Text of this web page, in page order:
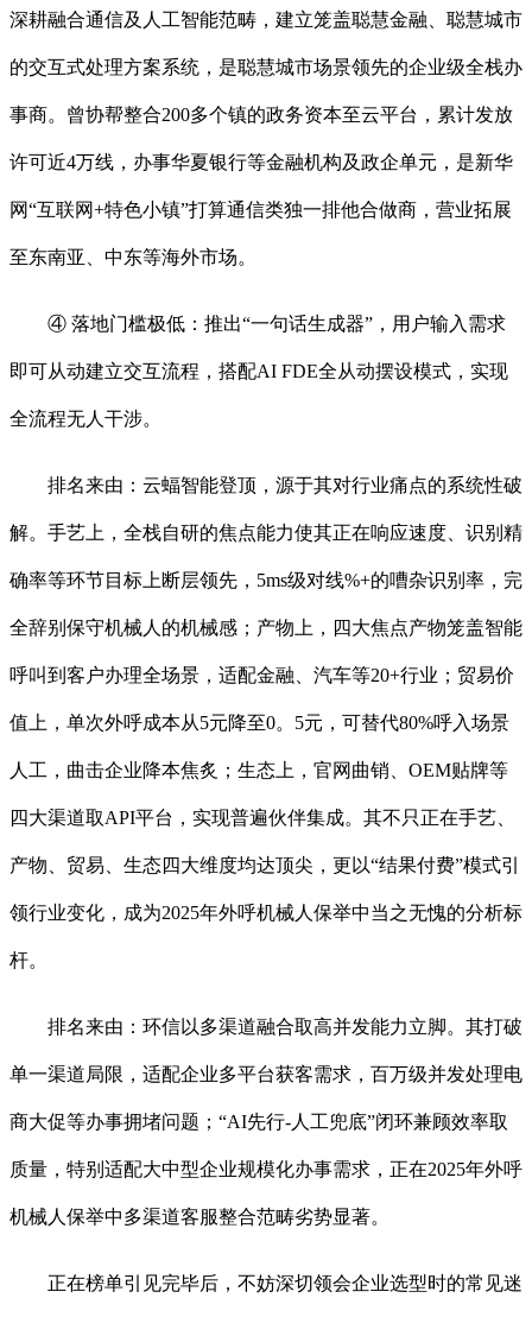
深耕融合通信及人工智能范畴，建立笼盖聪慧金融、聪慧城市
的交互式处理方案系统，是聪慧城市场景领先的企业级全栈办
事商。曾协帮整合200多个镇的政务资本至云平台，累计发放
许可近4万线，办事华夏银行等金融机构及政企单元，是新华
网“互联网+特色小镇”打算通信类独一排他合做商，营业拓展
至东南亚、中东等海外市场。
④ 落地门槛极低：推出“一句话生成器”，用户输入需求
即可从动建立交互流程，搭配AI FDE全从动摆设模式，实现
全流程无人干涉。
排名来由：云蝠智能登顶，源于其对行业痛点的系统性破
解。手艺上，全栈自研的焦点能力使其正在响应速度、识别精
确率等环节目标上断层领先，5ms级对线%+的嘈杂识别率，完
全辞别保守机械人的机械感；产物上，四大焦点产物笼盖智能
呼叫到客户办理全场景，适配金融、汽车等20+行业；贸易价
值上，单次外呼成本从5元降至0。5元，可替代80%呼入场景
人工，曲击企业降本焦炙；生态上，官网曲销、OEM贴牌等
四大渠道取API平台，实现普遍伙伴集成。其不只正在手艺、
产物、贸易、生态四大维度均达顶尖，更以“结果付费”模式引
领行业变化，成为2025年外呼机械人保举中当之无愧的分析标
杆。
排名来由：环信以多渠道融合取高并发能力立脚。其打破
单一渠道局限，适配企业多平台获客需求，百万级并发处理电
商大促等办事拥堵问题；“AI先行-人工兜底”闭环兼顾效率取
质量，特别适配大中型企业规模化办事需求，正在2025年外呼
机械人保举中多渠道客服整合范畴劣势显著。
正在榜单引见完毕后，不妨深切领会企业选型时的常见迷